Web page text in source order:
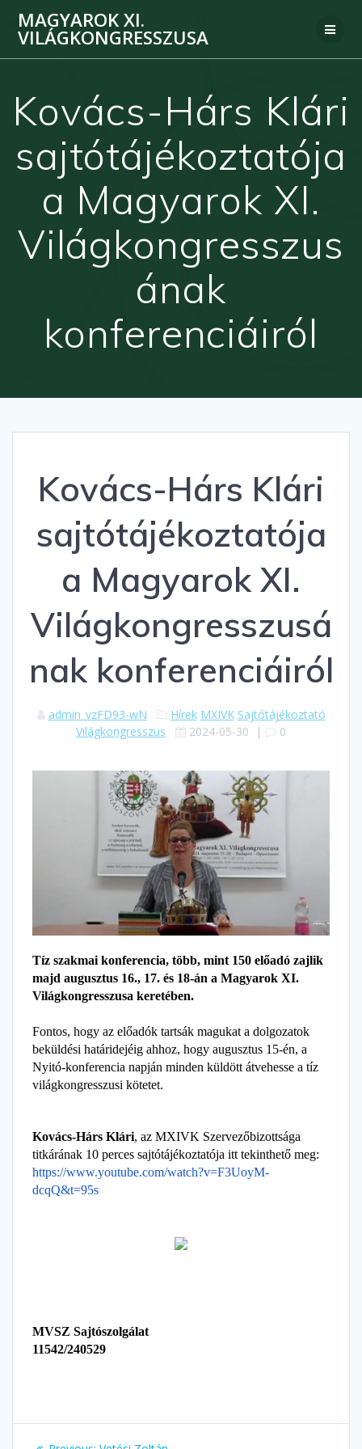
MAGYAROK XI.
VILÁGKONGRESSZUSA
Kovács-Hárs Klári
sajtótájékoztatója
a Magyarok XI.
Világkongresszus
ának
konferenciáiról
Kovács-Hárs Klári
sajtótájékoztatója
a Magyarok XI.
Világkongresszusá
nak konferenciáiról
admin_vzFD93-wN Hírek MXIVK Sajtótájékoztató
Világkongresszus
2024-05-30 | 0
Tíz szakmai konferencia, több, mint 150 előadó zajlik
majd augusztus 16., 17. és 18-án a Magyarok XI.
Világkongresszusa keretében.
Fontos, hogy az előadók tartsák magukat a dolgozatok
beküldési határidejéig ahhoz, hogy augusztus 15-én, a
Nyitó-konferencia napján minden küldött átvehesse a tíz
világkongresszusi kötetet.
Kovács-Hárs Klári, az MXIVK Szervezőbizottsága
titkárának 10 perces sajtótájékoztatója itt tekinthető meg:
https://www.youtube.com/watch?v=F3UoyM-
dcqQ&t=95s
MVSZ Sajtószolgálat
11542/240529